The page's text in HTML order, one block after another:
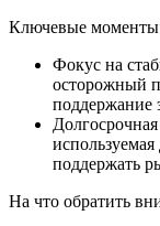
Ключевые
Фокус на
осторожный
поддержание
поддержать
На что обратить